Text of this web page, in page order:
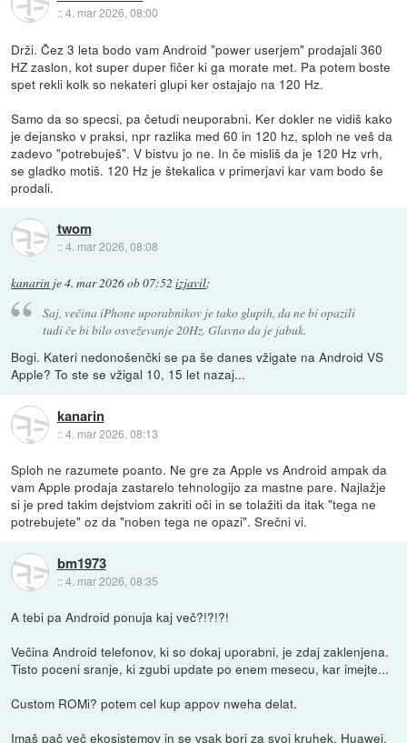
::4. mar 2026, 08:00
Drži. Čez 3 leta bodo vam Android "power userjem" prodajali 360
HZ zaslon, kot super duper fičer ki ga morate met. Pa potem boste
spet rekli kolk so nekateri glupi ker ostajajo na 120 Hz.
Samo da so specsi, pa četudi neuporabni. Ker dokler ne vidiš kako
je dejansko v praksi, npr razlika med 60 in 120 hz, sploh ne veš da
zadevo "potrebuješ". V bistvu jo ne. In če misliš da je 120 Hz vrh,
se gladko motiš. 120 Hz je štekalica v primerjavi kar vam bodo še
prodali.
twom
::4. mar 2026, 08:08
kanarin je4. mar 2026 ob 07:52 izjavil:
Saj, večina iPhone uporabnikov je tako glupih, da ne bi opazili
tudi če bi bilo osveževanje 20Hz. Glavno da je jabuk.
Bogi. Kateri nedonošenčki se pa še danes vžigate na Android VS
Apple? To ste se vžigal 10, 15 let nazaj...
kanarin
::4. mar 2026, 08:13
Sploh ne razumete poanto. Ne gre za Apple vs Android ampak da
vam Apple prodaja zastarelo tehnologijo za mastne pare. Najlažje
si je pred takim dejstviom zakriti oči in se tolažiti da itak "tega ne
potrebujete" oz da "noben tega ne opazi". Srečni vi.
bm1973
::4. mar 2026, 08:35
A tebi pa Android ponuja kaj več?!?!?!
Večina Android telefonov, ki so dokaj uporabni, je zdaj zaklenjena.
Tisto poceni sranje, ki zgubi update po enem mesecu, kar imejte...
Custom ROMi? potem cel kup appov nweha delat.
Imaš pač več ekosistemov in se vsak bori za svoj kruhek. Huawei,